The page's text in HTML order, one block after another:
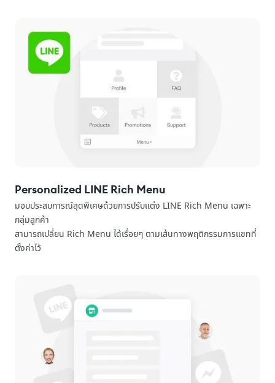
Personalized LINE Rich Menu
มอบประสบการณ์สุดพิเศษด้วยการปรับแต่ง LINE Rich Menu เฉพาะ
กลุ่มลูกค้า
สามารถเปลี่ยน Rich Menu ได้เรื่อยๆ ตามเส้นทางพฤติกรรมการแชทที่
ตั้งค่าไว้